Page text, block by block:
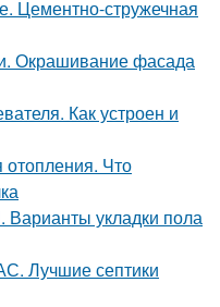
Цементно-стружечная
Окрашивание фасада
Как устроен и
отопления. Что
укладки пола
Лучшие септики